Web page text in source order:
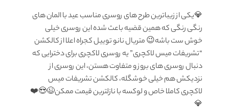
💎یکی از زیباترین طرح های روسری مناسب عید با المان های
رنگی رنگی که همین قضیه باعث شده این روسری خیلی
خوش ست باشه😉 متریال نانو توییل کجراه اعلا از کالکشن
“تشریفات میس لاکچری” یه روسری لاکچری برای دخترایی که
دنبال روسری های بروز و متفاوت هستن، این روسری از
نزدیکش هم خیلی خوشگله، کالکشن تشریفات میس
لاکچری کاملا خاص و لوکسه با نازلترین قیمت ممکن😉😍❤️
💎